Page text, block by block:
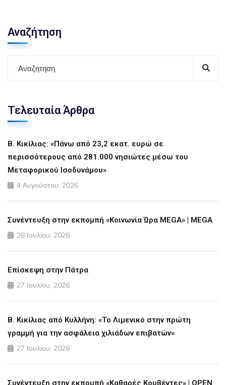
Αναζήτηση
Τελευταία Άρθρα
Β. Κικίλιας: «Πάνω από 23,2 εκατ. ευρώ σε
περισσότερους από 281.000 νησιώτες μέσω του
Μεταφορικού Ισοδυνάμου»
4 Αυγούστου, 2026
Συνέντευξη στην εκπομπή «Κοινωνία Ώρα MEGA» | MEGA
28 Ιουλίου, 2026
Επίσκεψη στην Πάτρα
27 Ιουλίου, 2026
Β. Κικίλιας από Κυλλήνη: «Το Λιμενικό στην πρώτη
γραμμή για την ασφάλεια χιλιάδων επιβατών»
27 Ιουλίου, 2026
Συνέντευξη στην εκπομπή «Καθαρές Κουβέντες» | OPEN